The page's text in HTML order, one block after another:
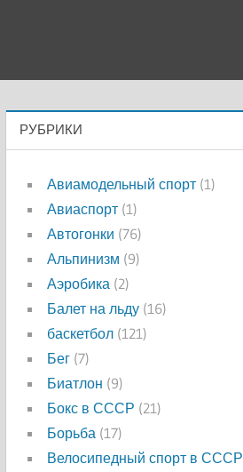
РУБРИКИ
Авиамодельный спорт (1)
Авиаспорт (1)
Автогонки (76)
Альпинизм (9)
Аэробика (2)
Балет на льду (16)
баскетбол (121)
Бег (7)
Биатлон (9)
Бокс в СССР (21)
Борьба (17)
Велосипедный спорт в СССР